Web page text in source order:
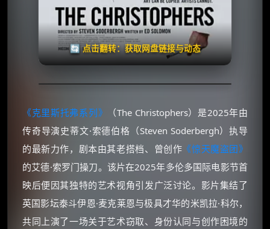
🔄 点击翻转：获取网盘链接与动态
失效请反馈
🧧️
天天领红包
《克里斯托弗系列》
（The Christophers）是2025年由
传奇导演史蒂文·索德伯格（Steven Soderbergh）执导
的最新力作，剧本由其老搭档、曾创作 《惊天魔盗团》
的艾德·索罗门操刀。该片在2025年多伦多国际电影节首
映后便因其独特的艺术视角引发广泛讨论。影片集结了
英国影坛泰斗伊恩·麦克莱恩与极具才华的米凯拉·科尔，
共同上演了一场关于艺术窃取、身份认同与创作困境的